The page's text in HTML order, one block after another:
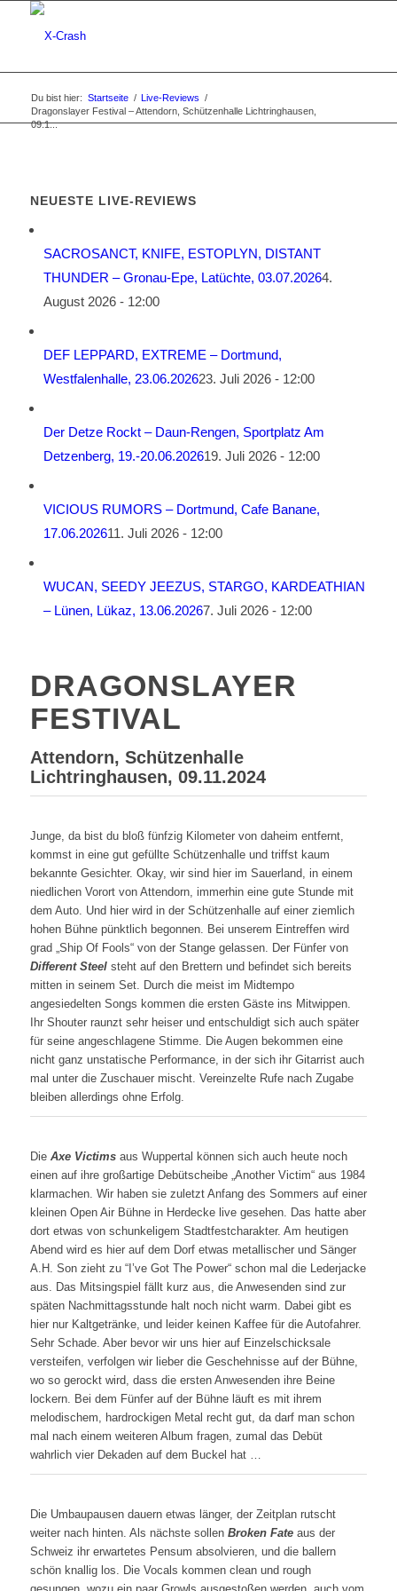
Du bist hier: Startseite / Live-Reviews /
Dragonslayer Festival – Attendorn, Schützenhalle Lichtringhausen,
09.1...
NEUESTE LIVE-REVIEWS
SACROSANCT, KNIFE, ESTOPLYN, DISTANT
THUNDER – Gronau-Epe, Latüchte, 03.07.20264.
August 2026 - 12:00
DEF LEPPARD, EXTREME – Dortmund,
Westfalenhalle, 23.06.202623. Juli 2026 - 12:00
Der Detze Rockt – Daun-Rengen, Sportplatz Am
Detzenberg, 19.-20.06.202619. Juli 2026 - 12:00
VICIOUS RUMORS – Dortmund, Cafe Banane,
17.06.202611. Juli 2026 - 12:00
WUCAN, SEEDY JEEZUS, STARGO, KARDEATHIAN
– Lünen, Lükaz, 13.06.20267. Juli 2026 - 12:00
DRAGONSLAYER
FESTIVAL
Attendorn, Schützenhalle
Lichtringhausen, 09.11.2024
Junge, da bist du bloß fünfzig Kilometer von daheim entfernt,
kommst in eine gut gefüllte Schützenhalle und triffst kaum
bekannte Gesichter. Okay, wir sind hier im Sauerland, in einem
niedlichen Vorort von Attendorn, immerhin eine gute Stunde mit
dem Auto. Und hier wird in der Schützenhalle auf einer ziemlich
hohen Bühne pünktlich begonnen. Bei unserem Eintreffen wird
grad „Ship Of Fools“ von der Stange gelassen. Der Fünfer von
Different Steelsteht auf den Brettern und befindet sich bereits
mitten in seinem Set. Durch die meist im Midtempo
angesiedelten Songs kommen die ersten Gäste ins Mitwippen.
Ihr Shouter raunzt sehr heiser und entschuldigt sich auch später
für seine angeschlagene Stimme. Die Augen bekommen eine
nicht ganz unstatische Performance, in der sich ihr Gitarrist auch
mal unter die Zuschauer mischt. Vereinzelte Rufe nach Zugabe
bleiben allerdings ohne Erfolg.
Die Axe Victimsaus Wuppertal können sich auch heute noch
einen auf ihre großartige Debütscheibe „Another Victim“ aus 1984
klarmachen. Wir haben sie zuletzt Anfang des Sommers auf einer
kleinen Open Air Bühne in Herdecke live gesehen. Das hatte aber
dort etwas von schunkeligem Stadtfestcharakter. Am heutigen
Abend wird es hier auf dem Dorf etwas metallischer und Sänger
A.H. Son zieht zu “I’ve Got The Power“ schon mal die Lederjacke
aus. Das Mitsingspiel fällt kurz aus, die Anwesenden sind zur
späten Nachmittagsstunde halt noch nicht warm. Dabei gibt es
hier nur Kaltgetränke, und leider keinen Kaffee für die Autofahrer.
Sehr Schade. Aber bevor wir uns hier auf Einzelschicksale
versteifen, verfolgen wir lieber die Geschehnisse auf der Bühne,
wo so gerockt wird, dass die ersten Anwesenden ihre Beine
lockern. Bei dem Fünfer auf der Bühne läuft es mit ihrem
melodischem, hardrockigen Metal recht gut, da darf man schon
mal nach einem weiteren Album fragen, zumal das Debüt
wahrlich vier Dekaden auf dem Buckel hat …
Die Umbaupausen dauern etwas länger, der Zeitplan rutscht
weiter nach hinten. Als nächste sollen Broken Fateaus der
Schweiz ihr erwartetes Pensum absolvieren, und die ballern
schön knallig los. Die Vocals kommen clean und rough